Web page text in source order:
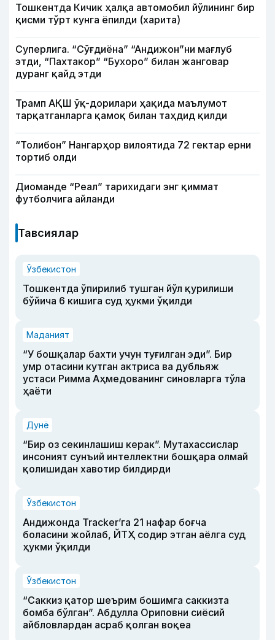
Тошкентда Кичик ҳалқа автомобил йўлининг бир
қисми тўрт кунга ёпилди (харита)
Суперлига. “Сўғдиёна” “Андижон”ни мағлуб
этди, “Пахтакор” “Бухоро” билан жанговар
дуранг қайд этди
Трамп АҚШ ўқ-дорилари ҳақида маълумот
тарқатганларга қамоқ билан таҳдид қилди
“Толибон” Нангарҳор вилоятида 72 гектар ерни
тортиб олди
Диоманде “Реал” тарихидаги энг қиммат
футболчига айланди
Тавсиялар
Ўзбекистон
Тошкентда ўпирилиб тушган йўл қурилиши
бўйича 6 кишига суд ҳукми ўқилди
Маданият
“У бошқалар бахти учун туғилган эди”. Бир
умр отасини кутган актриса ва дубльяж
устаси Римма Аҳмедованинг синовларга тўла
ҳаёти
Дунё
“Бир оз секинлашиш керак”. Мутахассислар
инсоният сунъий интеллектни бошқара олмай
қолишидан хавотир билдирди
Ўзбекистон
Андижонда Tracker’га 21 нафар боғча
боласини жойлаб, ЙТҲ содир этган аёлга суд
ҳукми ўқилди
Ўзбекистон
“Саккиз қатор шеърим бошимга саккизта
бомба бўлган”. Абдулла Ориповни сиёсий
айбловлардан асраб қолган воқеа